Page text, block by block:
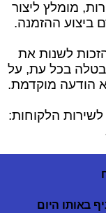
מומלץ ליצור
ביצוע ההזמנה.
לשנות את
בכל עת, על
הודעה מוקדמת.
לשירות הלקוחות:
באותו היום